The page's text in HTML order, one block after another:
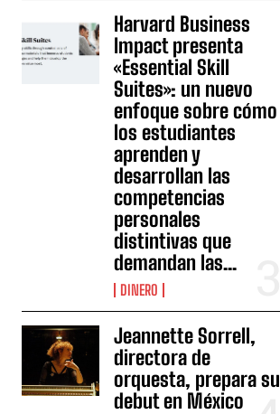
Harvard Business
Impact presenta
«Essential Skill
Suites»: un nuevo
enfoque sobre cómo
los estudiantes
aprenden y
desarrollan las
competencias
personales
distintivas que
demandan las...
DINERO
Jeannette Sorrell,
directora de
orquesta, prepara su
debut en México